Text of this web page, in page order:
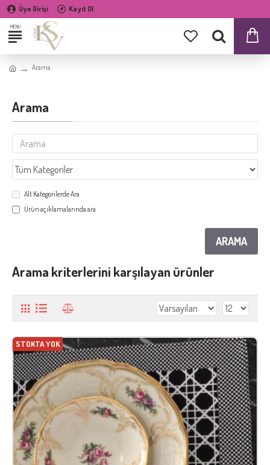
Üye Girişi Kayıt Ol
Arama
Arama
Alt Kategorilerde Ara
Ürün açıklamalarında ara
ARAMA
Arama kriterlerini karşılayan ürünler
STOKTA YOK